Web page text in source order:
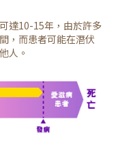
達10-15年，由於許多
，而患者可能在潛伏
人。